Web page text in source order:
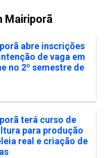
Mairiporã
abre inscrições
de vaga em
no 2º semestre de
terá curso de
para produção
real e criação de